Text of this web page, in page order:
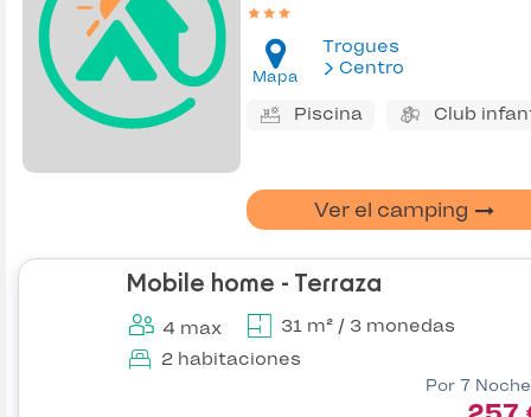
Mapa
Trogues
Centro
Piscina Club
Ver el camping
Mobile home - Terraza
4 max
31 m² / 3 monedas
2 habitaciones
Por 7